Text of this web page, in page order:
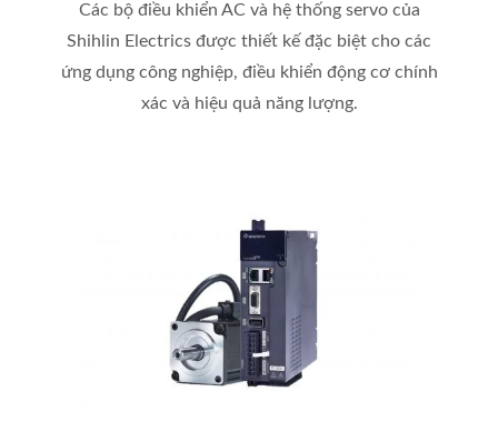
Các bộ điều khiển AC và hệ thống servo của
Shihlin Electrics được thiết kế đặc biệt cho các
ứng dụng công nghiệp, điều khiển động cơ chính
xác và hiệu quả năng lượng.